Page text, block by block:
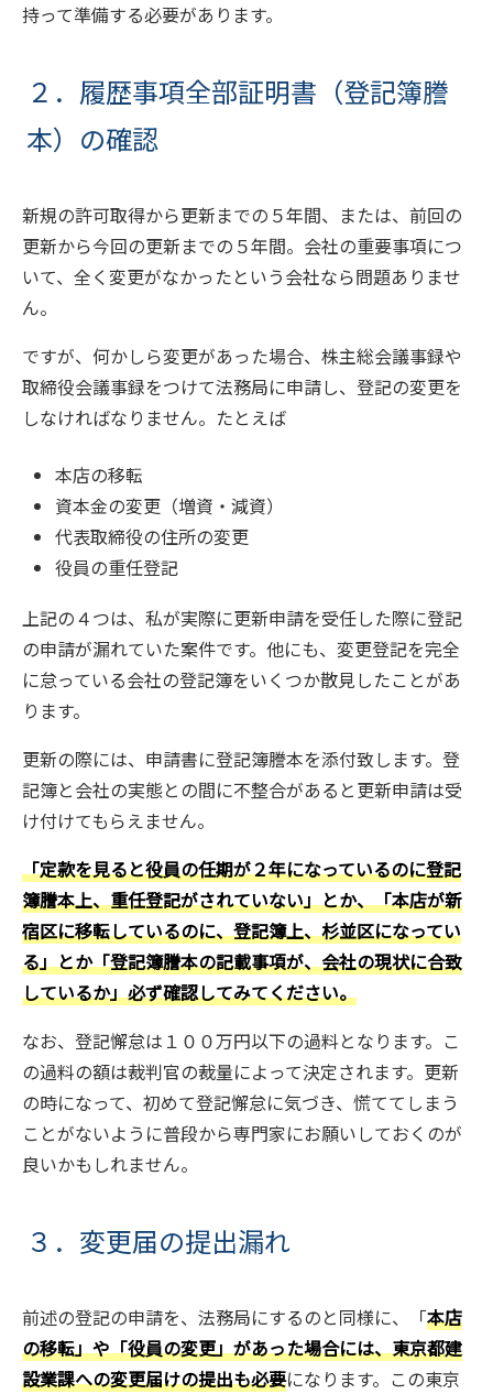
持って準備する必要があります。
２．履歴事項全部証明書（登記簿謄
本）の確認
新規の許可取得から更新までの５年間、または、前回の
更新から今回の更新までの５年間。会社の重要事項につ
いて、全く変更がなかったという会社なら問題ありませ
ん。
ですが、何かしら変更があった場合、株主総会議事録や
取締役会議事録をつけて法務局に申請し、登記の変更を
しなければなりません。たとえば
本店の移転
資本金の変更（増資・減資）
代表取締役の住所の変更
役員の重任登記​
上記の４つは、私が実際に更新申請を受任した際に登記
の申請が漏れていた案件です。他にも、変更登記を完全
に怠っている会社の登記簿をいくつか散見したことがあ
ります。
更新の際には、申請書に登記簿謄本を添付致します。登
記簿と会社の実態との間に不整合があると更新申請は受
け付けてもらえません。
「定款を見ると役員の任期が２年になっているのに登記
簿謄本上、重任登記がされていない」とか、「本店が新
宿区に移転しているのに、登記簿上、杉並区になってい
る」とか「登記簿謄本の記載事項が、会社の現状に合致
しているか」必ず確認してみてください。
なお、登記懈怠は１００万円以下の過料となります。こ
の過料の額は裁判官の裁量によって決定されます。更新
の時になって、初めて登記懈怠に気づき、慌ててしまう
ことがないように普段から専門家にお願いしておくのが
良いかもしれません。
３．変更届の提出漏れ
前述の登記の申請を、法務局にするのと同様に、「本店
の移転」や「役員の変更」があった場合には、東京都建
設業課への変更届けの提出も必要になります。この東京